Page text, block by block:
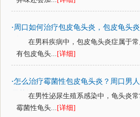
· 周口如何治疗包皮龟头炎，包皮龟头
在男科疾病中，包皮龟头炎症属于
有包皮龟头... [详细]
·怎么治疗霉菌性包皮龟头炎？周口男
霉菌性龟头炎能治疗好吗
在男性泌尿生殖系感染中，龟头炎常
霉菌性龟头... [详细]